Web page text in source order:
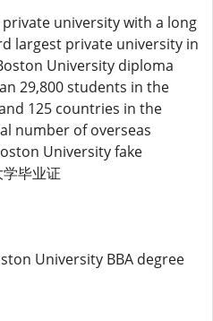
university with a long
largest private university in
University diploma
29,800 students in the
125 countries in the
number of overseas
University fake
毕业证
University BBA degree